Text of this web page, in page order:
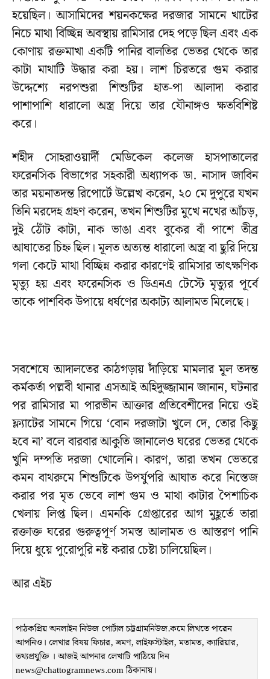
হয়েছিল। আসামিদের শয়নকক্ষের দরজার সামনে খাটের
নিচে মাথা বিচ্ছিন্ন অবস্থায় রামিসার দেহ পড়ে ছিল এবং এক
কোণায় রক্তমাখা একটি পানির বালতির ভেতর থেকে তার
কাটা মাথাটি উদ্ধার করা হয়। লাশ চিরতরে গুম করার
উদ্দেশ্যে নরপশুরা শিশুটির হাত-পা আলাদা করার
পাশাপাশি ধারালো অস্ত্র দিয়ে তার যৌনাঙ্গও ক্ষতবিশিষ্ট
করে।
শহীদ সোহরাওয়ার্দী মেডিকেল কলেজ হাসপাতালের
ফরেনসিক বিভাগের সহকারী অধ্যাপক ডা. নাসাদ জাবিন
তার ময়নাতদন্ত রিপোর্টে উল্লেখ করেন, ২০ মে দুপুরে যখন
তিনি মরদেহ গ্রহণ করেন, তখন শিশুটির মুখে নখের আঁচড়,
দুই ঠোঁট কাটা, নাক ভাঙা এবং বুকের বাঁ পাশে তীব্র
আঘাতের চিহ্ন ছিল। মূলত অত্যন্ত ধারালো অস্ত্র বা ছুরি দিয়ে
গলা কেটে মাথা বিচ্ছিন্ন করার কারণেই রামিসার তাৎক্ষণিক
মৃত্যু হয় এবং ফরেনসিক ও ডিএনএ টেস্টে মৃত্যুর পূর্বে
তাকে পাশবিক উপায়ে ধর্ষণের অকাট্য আলামত মিলেছে।
সবশেষে আদালতের কাঠগড়ায় দাঁড়িয়ে মামলার মূল তদন্ত
কর্মকর্তা পল্লবী থানার এসআই অহিদুজ্জামান জানান, ঘটনার
পর রামিসার মা পারভীন আক্তার প্রতিবেশীদের নিয়ে ওই
ফ্ল্যাটের সামনে গিয়ে ‘বোন দরজাটা খুলে দে, তোর কিছু
হবে না’ বলে বারবার আকুতি জানালেও ঘরের ভেতর থেকে
খুনি দম্পতি দরজা খোলেনি। কারণ, তারা তখন ভেতরে
কমন বাথরুমে শিশুটিকে উপর্যুপরি আঘাত করে নিস্তেজ
করার পর মৃত ভেবে লাশ গুম ও মাথা কাটার পৈশাচিক
খেলায় লিপ্ত ছিল। এমনকি গ্রেপ্তারের আগ মুহূর্তে তারা
রক্তাক্ত ঘরের গুরুত্বপূর্ণ সমস্ত আলামত ও আস্তরণ পানি
দিয়ে ধুয়ে পুরোপুরি নষ্ট করার চেষ্টা চালিয়েছিল।
আর এইচ
পাঠকপ্রিয় অনলাইন নিউজ পোর্টাল চট্টগ্রামনিউজ.কমে লিখতে পারেন
আপনিও। লেখার বিষয় ফিচার, ভ্রমণ, লাইফস্টাইল, মতামত, ক্যারিয়ার,
তথ্যপ্রযুক্তি । আজই আপনার লেখাটি পাঠিয়ে দিন
news@chattogramnews.com ঠিকানায়।